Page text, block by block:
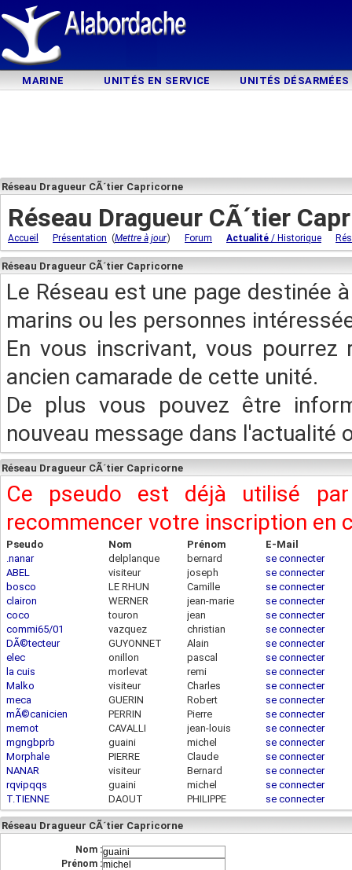
MARINE UNITÉS EN SERVICE UNITÉS DÉSARMÉES
Réseau Dragueur CÃ´tier Capricorne
Réseau Dragueur CÃ´tier
Accueil Présentation (Mettre à jour) Forum Actualité / Historique
Réseau Dragueur CÃ´tier Capricorne
Le Réseau est une page destinée
marins ou les personnes
En vous inscrivant, vous
ancien camarade de cette unité.
De plus vous pouvez être
nouveau message dans l'actualité
Réseau Dragueur CÃ´tier Capricorne
Ce pseudo est déjà utilisé
recommencer votre inscription en
Pseudo Nom Prénom
E-Mail
.nanar
delplanque bernard
se connecter
ABEL
visiteur
83.200.103.55
joseph
se connecter
bosco
LE RHUN Camille
se connecter
clairon
WERNER jean-marie
se connecter
coco
touron jean
se connecter
commi65/01
vazquez christian
se connecter
DÃ©tecteur
GUYONNET Alain
se connecter
elec
onillon pascal
se connecter
la cuis
morlevat remi
se connecter
Malko
visiteur
92.149.115.42
Charles
se connecter
meca
GUERIN Robert
se connecter
mÃ©canicien
PERRIN Pierre
se connecter
memot
CAVALLI jean-louis
se connecter
mgngbprb
guaini michel
se connecter
Morphale
PIERRE Claude
se connecter
NANAR
visiteur
84.101.122.147
Bernard
se connecter
rqvipqqs
guaini michel
se connecter
T.TIENNE
DAOUT PHILIPPE se connecter
Réseau Dragueur CÃ´tier Capricorne
Nom :
Prénom :